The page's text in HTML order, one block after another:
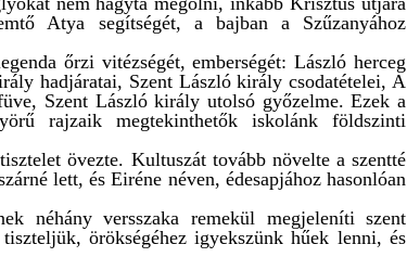
Atya segítségét, a bajban a Szűzanyához
őrzi vitézségét, emberségét: László herceg
hadjáratai, Szent László király csodatételei, A
Szent László király utolsó győzelme. Ezek a
rajzaik megtekinthetők iskolánk földszinti
övezte. Kultuszát tovább növelte a szentté
lett, és Eiréne néven, édesapjához hasonlóan
néhány versszaka remekül megjeleníti szent
örökségéhez igyekszünk hűek lenni, és